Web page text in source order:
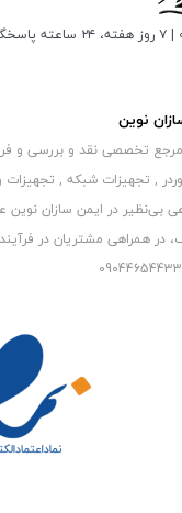
نوین
تخصصی نقد و بررسی و
, تجهیزات شبکه ,
در ایمن سازان نوین
در همراهی مشتریان در